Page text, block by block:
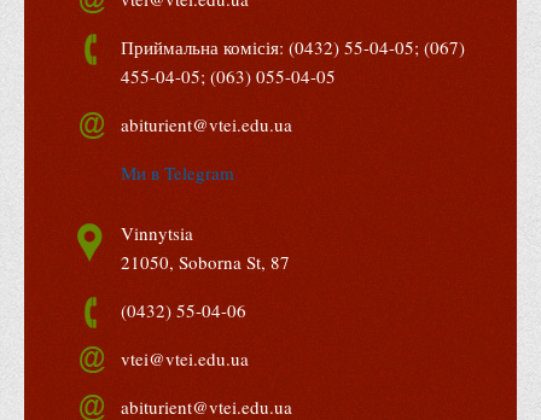
Приймальна комісія: (0432) 55-04-05; (067)
455-04-05; (063) 055-04-05
abiturient@vtei.edu.ua
Ми в Telegram
Vinnytsia
21050, Soborna St, 87
(0432) 55-04-06
vtei@vtei.edu.ua
abiturient@vtei.edu.ua